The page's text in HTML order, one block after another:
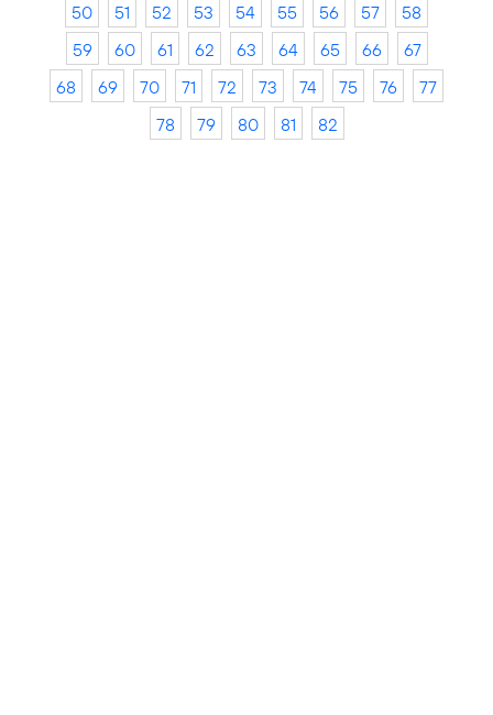
50
51 52 53 54 55 56 57
58
59
60 61 62 63 64 65 66
67
68
69 70 71 72 73 74 75 76
77
78
79 80 81 82